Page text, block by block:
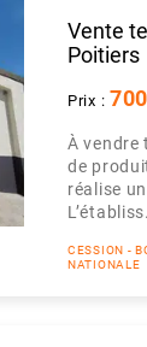
Vente
Poitiers
Prix :
À vendre
de
réalise
CESSION -
NATIONALE